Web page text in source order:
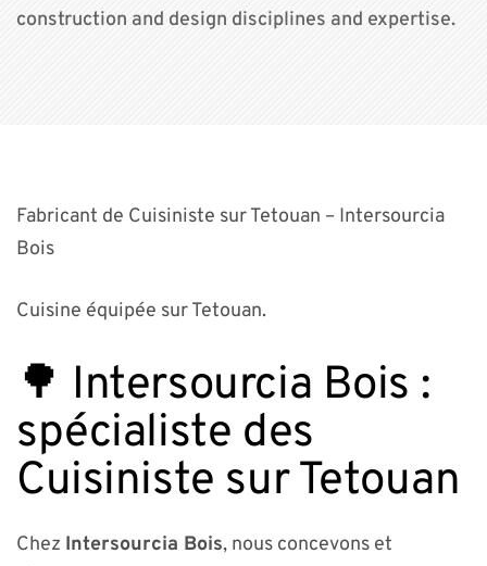
construction and design disciplines and expertise.
Fabricant de Cuisiniste sur Tetouan – Intersourcia
Bois
Cuisine équipée sur Tetouan.
🌳 Intersourcia Bois :
spécialiste des
Cuisiniste sur Tetouan
Chez Intersourcia Bois, nous concevons et